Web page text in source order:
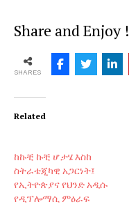
Share and Enjoy !
SHARES
Related
ከኩቺ ኩቺ ሆታሄ እስከ
ስትራቴጂካዊ አጋርነት፤
የኢትዮጵያና የህንድ አዲሱ
የዲፕሎማሲ ምዕራፍ